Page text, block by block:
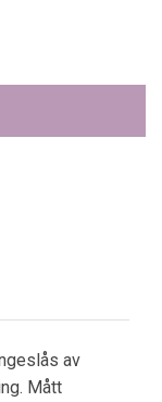
av
Mått